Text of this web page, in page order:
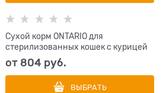
Сухой корм ONTARIO для
стерилизованных кошек с курицей
от 804 руб.
ВЫБРАТЬ